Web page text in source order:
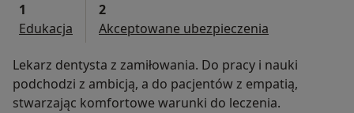
1
Edukacja
2
Akceptowane ubezpieczenia
Lekarz dentysta z zamiłowania. Do pracy i nauki
podchodzi z ambicją, a do pacjentów z empatią,
stwarzając komfortowe warunki do leczenia.